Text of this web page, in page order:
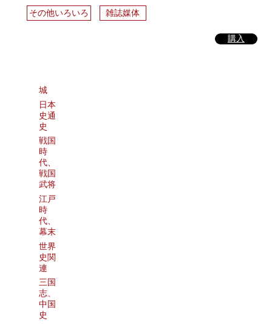
その他いろいろ 雑誌媒体
購入
城
日本
史通
史
戦国
時
代、
戦国
武将
江戸
時
代、
幕末
世界
史関
連
三国
志、
中国
史